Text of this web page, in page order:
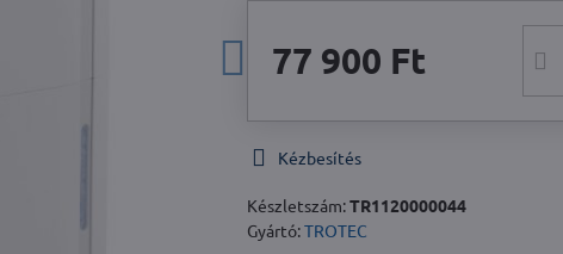
77 900 Ft
Kézbesítés
Készletszám:TR1120000044
Gyártó:TROTEC